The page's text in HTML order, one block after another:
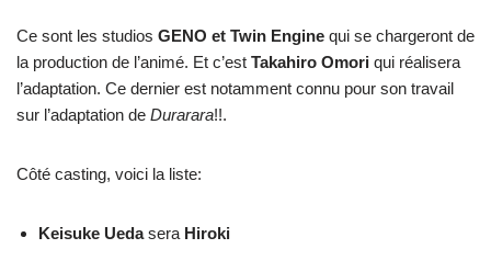
Ce sont les studios GENO et Twin Engine qui se chargeront de
la production de l’animé. Et c’est Takahiro Omori qui réalisera
l’adaptation. Ce dernier est notamment connu pour son travail
sur l’adaptation de Durarara!!.
Côté casting, voici la liste:
Keisuke Uedasera Hiroki